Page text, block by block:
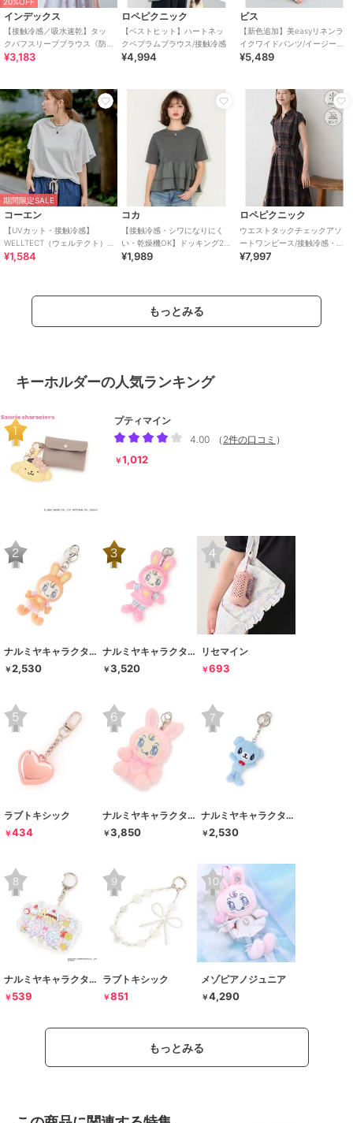
インデックス
【接触冷感／吸水速乾】タッ
クパフスリーブブラウス《防
シワ／洗濯機OK／XS～3L／
¥3,183
ロペピクニック
【ベストヒット】ハートネッ
クペプラムブラウス/接触冷感
¥4,994
ビス
【新色追加】美easyリネンラ
イクワイドパンツ/イージーケ
ア・接触冷感・セットアップ
¥5,489
期間限定SALE
コーエン
【UVカット・接触冷感】
WELLTECT（ウェルテクト）
USAコットン フレアスリーブ
¥1,584
コカ
【接触冷感・シワになりにく
い・乾燥機OK】ドッキング2
段フリルTシャツ 全2色
¥1,989
ロペピクニック
ウエストタックチェックアソ
ートワンピース/接触冷感・防
シワ・リンクコーデ
¥7,997
もっとみる
キーホルダーの人気ランキング
プティマイン
4.00
（ 2件の口コミ ）
￥1,012
ナルミヤキャラクターズ
￥2,530
ナルミヤキャラクターズ
￥3,520
リセマイン
￥693
ラブトキシック
￥434
ナルミヤキャラクターズ
￥3,850
ナルミヤキャラクターズ
￥2,530
ナルミヤキャラクターズ
￥ 539
ラブトキシック
￥851
メゾピアノジュニア
￥4,290
もっとみる